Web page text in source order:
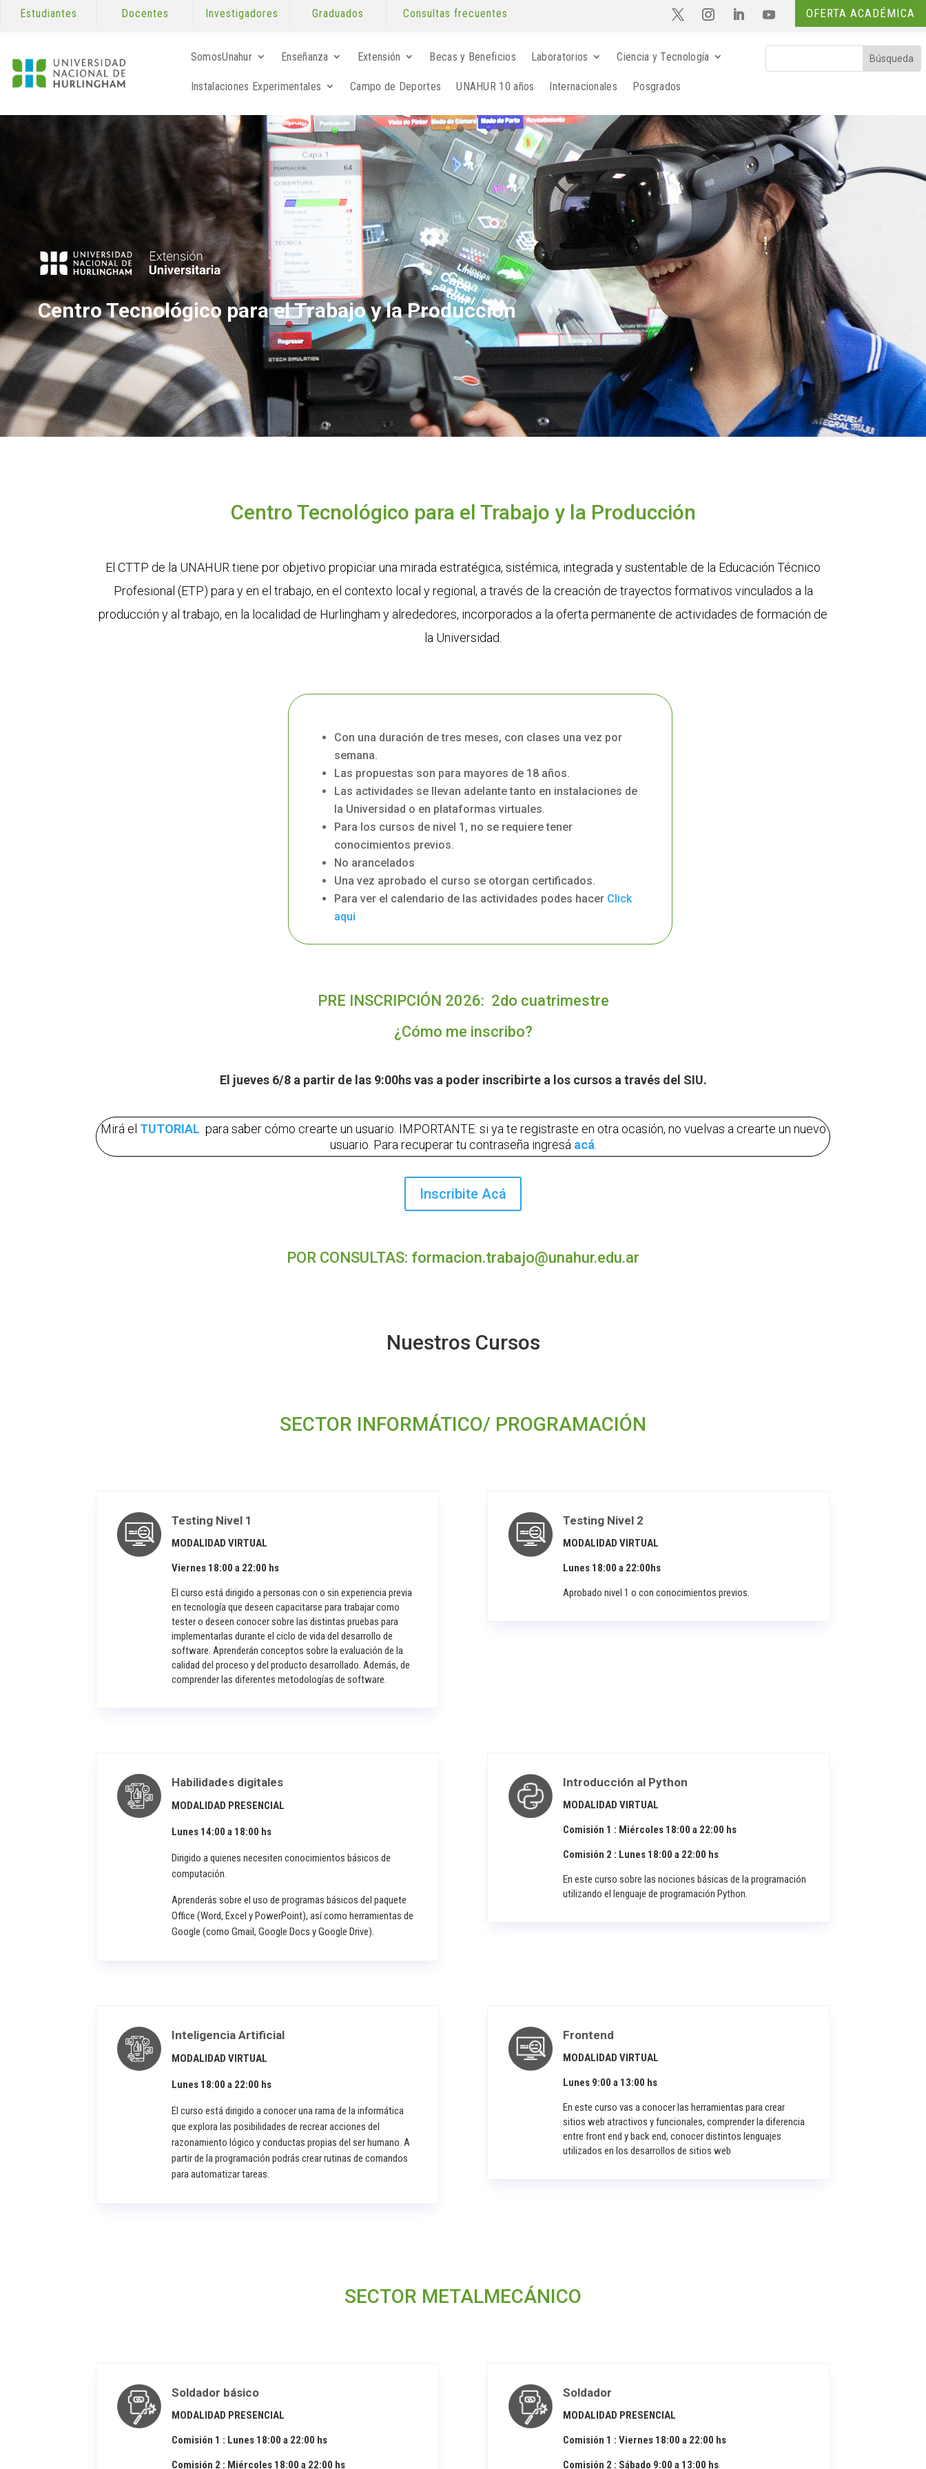
Estudiantes Docentes Investigadores Graduados Consultas frecuentes OFERTA ACADÉMICA
SomosUnahur Enseñanza Extensión Becas y Beneficios Laboratorios Ciencia y Tecnología
Instalaciones Experimentales Campo de Deportes UNAHUR 10 años Internacionales Posgrados
Centro Tecnológico para el Trabajo y la Producción
Centro Tecnológico para el Trabajo y la Producción
El CTTP de la UNAHUR tiene por objetivo propiciar una mirada estratégica, sistémica, integrada y sustentable de la Educación Técnico
Profesional (ETP) para y en el trabajo, en el contexto local y regional, a través de la creación de trayectos formativos vinculados a la
producción y al trabajo, en la localidad de Hurlingham y alrededores, incorporados a la oferta permanente de actividades de formación de
la Universidad.
Con una duración de tres meses, con clases una vez por
semana.
Las propuestas son para mayores de 18 años.
Las actividades se llevan adelante tanto en instalaciones de
la Universidad o en plataformas virtuales.
Para los cursos de nivel 1, no se requiere tener
conocimientos previos.
No arancelados
Una vez aprobado el curso se otorgan certificados.
Para ver el calendario de las actividades podes hacer Click
aqui
PRE INSCRIPCIÓN 2026: 2do cuatrimestre
¿Cómo me inscribo?
El jueves 6/8 a partir de las 9:00hs vas a poder inscribirte a los cursos a través del SIU.
Mirá el TUTORIAL para saber cómo crearte un usuario . IMPORTANTE: si ya te registraste en otra ocasión, no vuelvas a crearte un nuevo
usuario. Para recuperar tu contraseña ingresá acá
Inscribite Acá
POR CONSULTAS: formacion.trabajo@unahur.edu.ar
Nuestros Cursos
SECTOR INFORMÁTICO/ PROGRAMACIÓN
Testing Nivel 1
MODALIDAD VIRTUAL
Viernes 18:00 a 22:00 hs
El curso está dirigido a personas con o sin experiencia previa
en tecnología que deseen capacitarse para trabajar como
tester o deseen conocer sobre las distintas pruebas para
implementarlas durante el ciclo de vida del desarrollo de
software. Aprenderán conceptos sobre la evaluación de la
calidad del proceso y del producto desarrollado. Además, de
comprender las diferentes metodologías de software.
Testing Nivel 2
MODALIDAD VIRTUAL
Lunes 18:00 a 22:00hs
Aprobado nivel 1 o con conocimientos previos.
Habilidades digitales
MODALIDAD PRESENCIAL
Lunes 14:00 a 18:00 hs
Dirigido a quienes necesiten conocimientos básicos de
computación.
Aprenderás sobre el uso de programas básicos del paquete
Office (Word, Excel y PowerPoint), así como herramientas de
Google (como Gmail, Google Docs y Google Drive).
Introducción al Python
MODALIDAD VIRTUAL
Comisión 1 : Miércoles 18:00 a 22:00 hs
Comisión 2 : Lunes 18:00 a 22:00 hs
En este curso sobre las nociones básicas de la programación
utilizando el lenguaje de programación Python.
Inteligencia Artificial
MODALIDAD VIRTUAL
Lunes 18:00 a 22:00 hs
El curso está dirigido a conocer una rama de la informática
que explora las posibilidades de recrear acciones del
razonamiento lógico y conductas propias del ser humano. A
partir de la programación podrás crear rutinas de comandos
para automatizar tareas.
Frontend
MODALIDAD VIRTUAL
Lunes 9:00 a 13:00 hs
En este curso vas a conocer las herramientas para crear
sitios web atractivos y funcionales, comprender la diferencia
entre front end y back end, conocer distintos lenguajes
utilizados en los desarrollos de sitios web
SECTOR METALMECÁNICO
Soldador básico
MODALIDAD PRESENCIAL
Comisión 1 : Lunes 18:00 a 22:00 hs
Comisión 2 : Miércoles 18:00 a 22:00 hs
Soldador
MODALIDAD PRESENCIAL
Comisión 1 : Viernes 18:00 a 22:00 hs
Comisión 2 : Sábado 9:00 a 13:00 hs